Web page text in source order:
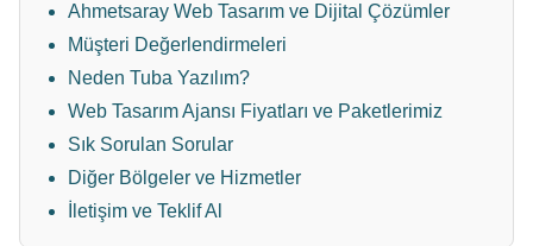
Ahmetsaray Web Tasarım ve Dijital Çözümler
Müşteri Değerlendirmeleri
Neden Tuba Yazılım?
Web Tasarım Ajansı Fiyatları ve Paketlerimiz
Sık Sorulan Sorular
Diğer Bölgeler ve Hizmetler
İletişim ve Teklif Al